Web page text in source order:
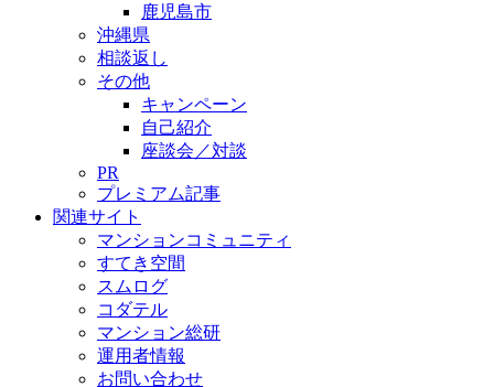
鹿児島市
沖縄県
相談返し
その他
キャンペーン
自己紹介
座談会／対談
PR
プレミアム記事
関連サイト
マンションコミュニティ
すてき空間
スムログ
コダテル
マンション総研
運用者情報
お問い合わせ